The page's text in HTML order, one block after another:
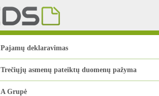
Pajamų deklaravimas
Trečiųjų asmenų pateiktų duomenų pažyma
A Grupė